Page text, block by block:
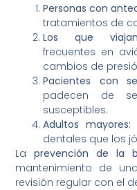
Personas con
tratamientos de
Los que
frecuentes en
cambios de
Pacientes con
padecen de
susceptibles.
Adultos mayores:
dentales que los
Laprevención de la
mantenimiento de
revisión regular con el